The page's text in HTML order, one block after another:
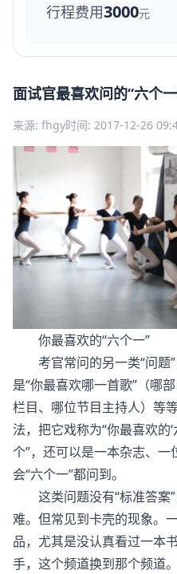
行程费用3000元
面试官最喜欢问的“六个
来源: fhgy时间: 2017-12-26
你最喜欢的“六个一”
考官常问的另一类“问题”
是“你最喜欢哪一首歌”（哪
栏目、哪位节目主持人）等
法，把它戏称为“你最喜欢的
个”，还可以是一本杂志、
会“六个一”都问到。
这类问题没有“标准答案”
难。但常见到卡壳的现象。
品，尤其是没认真看过一本
手，这个频道换到那个频道